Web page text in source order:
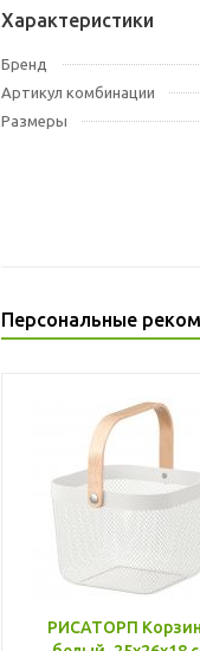
Характеристики
Бренд
Артикул комбинации
Размеры
Персональные
РИСАТОРП